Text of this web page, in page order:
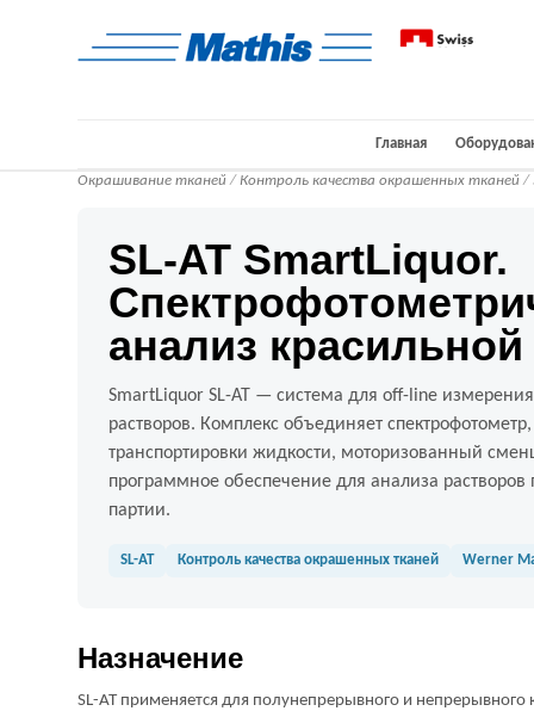
Главная
Окрашивание тканей /Контроль качества окрашенных тканей /
SL-AT SmartLiquor.
анализ
SmartLiquor SL-AT — система для off-line
растворов. Комплекс объединяет
транспортировки жидкости, моторизованный
программное обеспечение для анализа растворов
партии.
SL-AT Контроль качества окрашенных тканей Werner
Назначение
SL-AT применяется для полунепрерывного и